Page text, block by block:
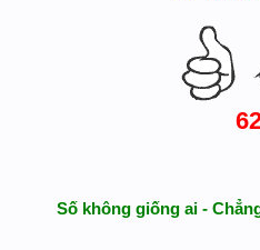
Số không giống ai -